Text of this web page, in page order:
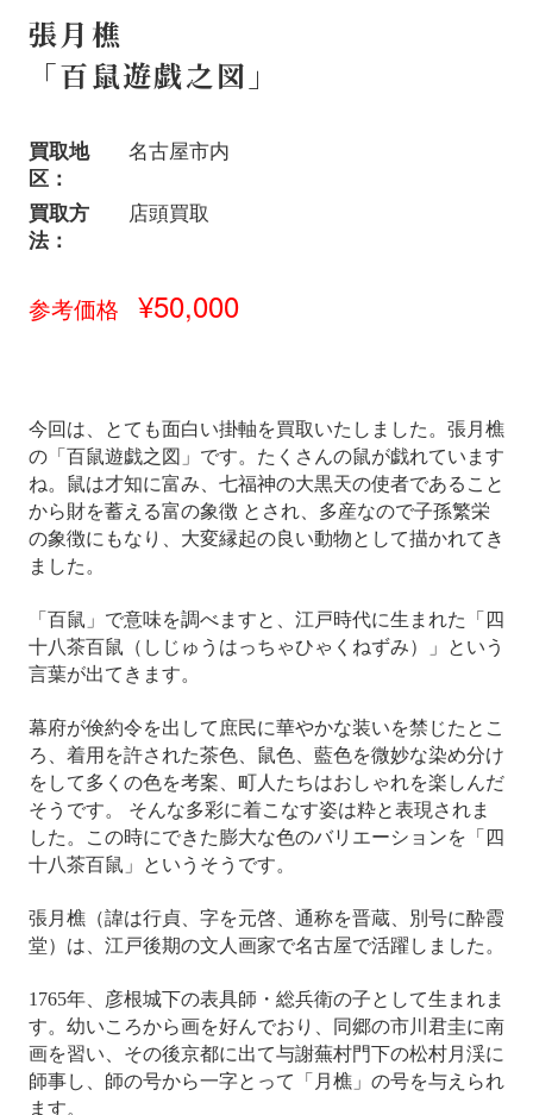
張月樵
「百鼠遊戯之図」
買取地
区：
名古屋市内
買取方
法：
店頭買取
参考価格 ¥50,000
今回は、とても面白い掛軸を買取いたしました。張月樵
の「百鼠遊戯之図」です。たくさんの鼠が戯れています
ね。鼠は才知に富み、七福神の大黒天の使者であること
から財を蓄える富の象徴 とされ、多産なので子孫繁栄
の象徴にもなり、大変縁起の良い動物として描かれてき
ました。
「百鼠」で意味を調べますと、江戸時代に生まれた
「四
十八茶百鼠（しじゅうはっちゃひゃくねずみ）」という
言葉が出てきます。
幕府が倹約令を出して庶民に華やかな装いを禁じたとこ
ろ、着用を許された茶色、鼠色、藍色を微妙な染め分け
をして多くの色を考案、町人たちはおしゃれを楽しんだ
そうです。 そんな多彩に着こなす姿は粋と表現されま
した。この時にできた膨大な色のバリエーションを「四
十八茶百鼠」というそうです。
張月樵（諱は行貞、字を元啓、通称を晋蔵、別号に酔霞
堂）は、江戸後期の文人画家で名古屋で活躍しました。
1765年、彦根城下の表具師・総兵衛の子として生まれま
す。幼いころから画を好んでおり、同郷の市川君圭に南
画を習い、その後京都に出て与謝蕪村門下の松村月渓に
師事し、師の号から一字とって「月樵」の号を与えられ
ます。